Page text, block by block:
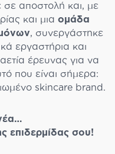
αποστολή και, με
και μια ομάδα
, συνεργάστηκε
εργαστήρια και
έρευνας για να
που είναι σήμερα:
skincare brand.
επιδερμίδας σου!